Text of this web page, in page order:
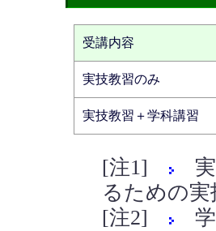
受講内容
実技教習のみ
実技教習＋学科講習
[注1]
実
るための
[注2]
学